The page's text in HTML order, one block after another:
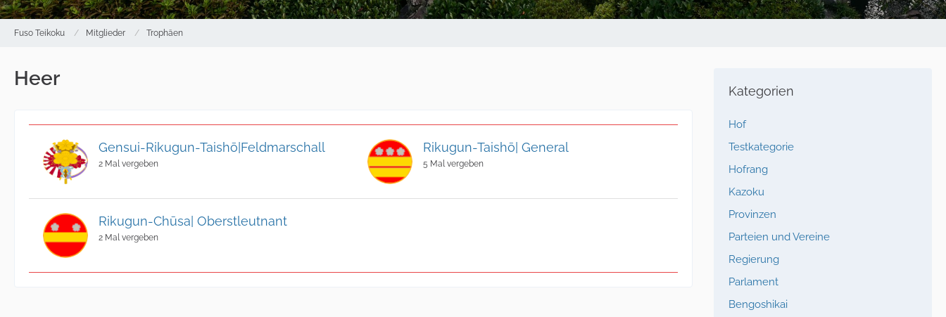
Fuso Teikoku Mitglieder Trophäen
Heer
Gensui-Rikugun-Taishō|Feldmarschall
2 Mal vergeben
Rikugun-Taishō| General
5 Mal vergeben
Rikugun-Chūsa| Oberstleutnant
2 Mal vergeben
Kategorien
Hof
Testkategorie
Hofrang
Kazoku
Provinzen
Parteien und Vereine
Regierung
Parlament
Bengoshikai